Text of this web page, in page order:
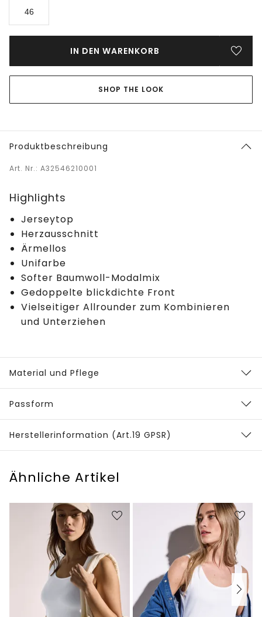
46
IN DEN WARENKORB
SHOP THE LOOK
Produktbeschreibung
Art. Nr.: A32546210001
Highlights
Jerseytop
Herzausschnitt
Ärmellos
Unifarbe
Softer Baumwoll-Modalmix
Gedoppelte blickdichte Front
Vielseitiger Allrounder zum Kombinieren
und Unterziehen
Material und Pflege
Passform
Herstellerinformation (Art.19 GPSR)
Ähnliche Artikel